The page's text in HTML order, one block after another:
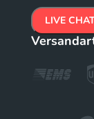
LIVE